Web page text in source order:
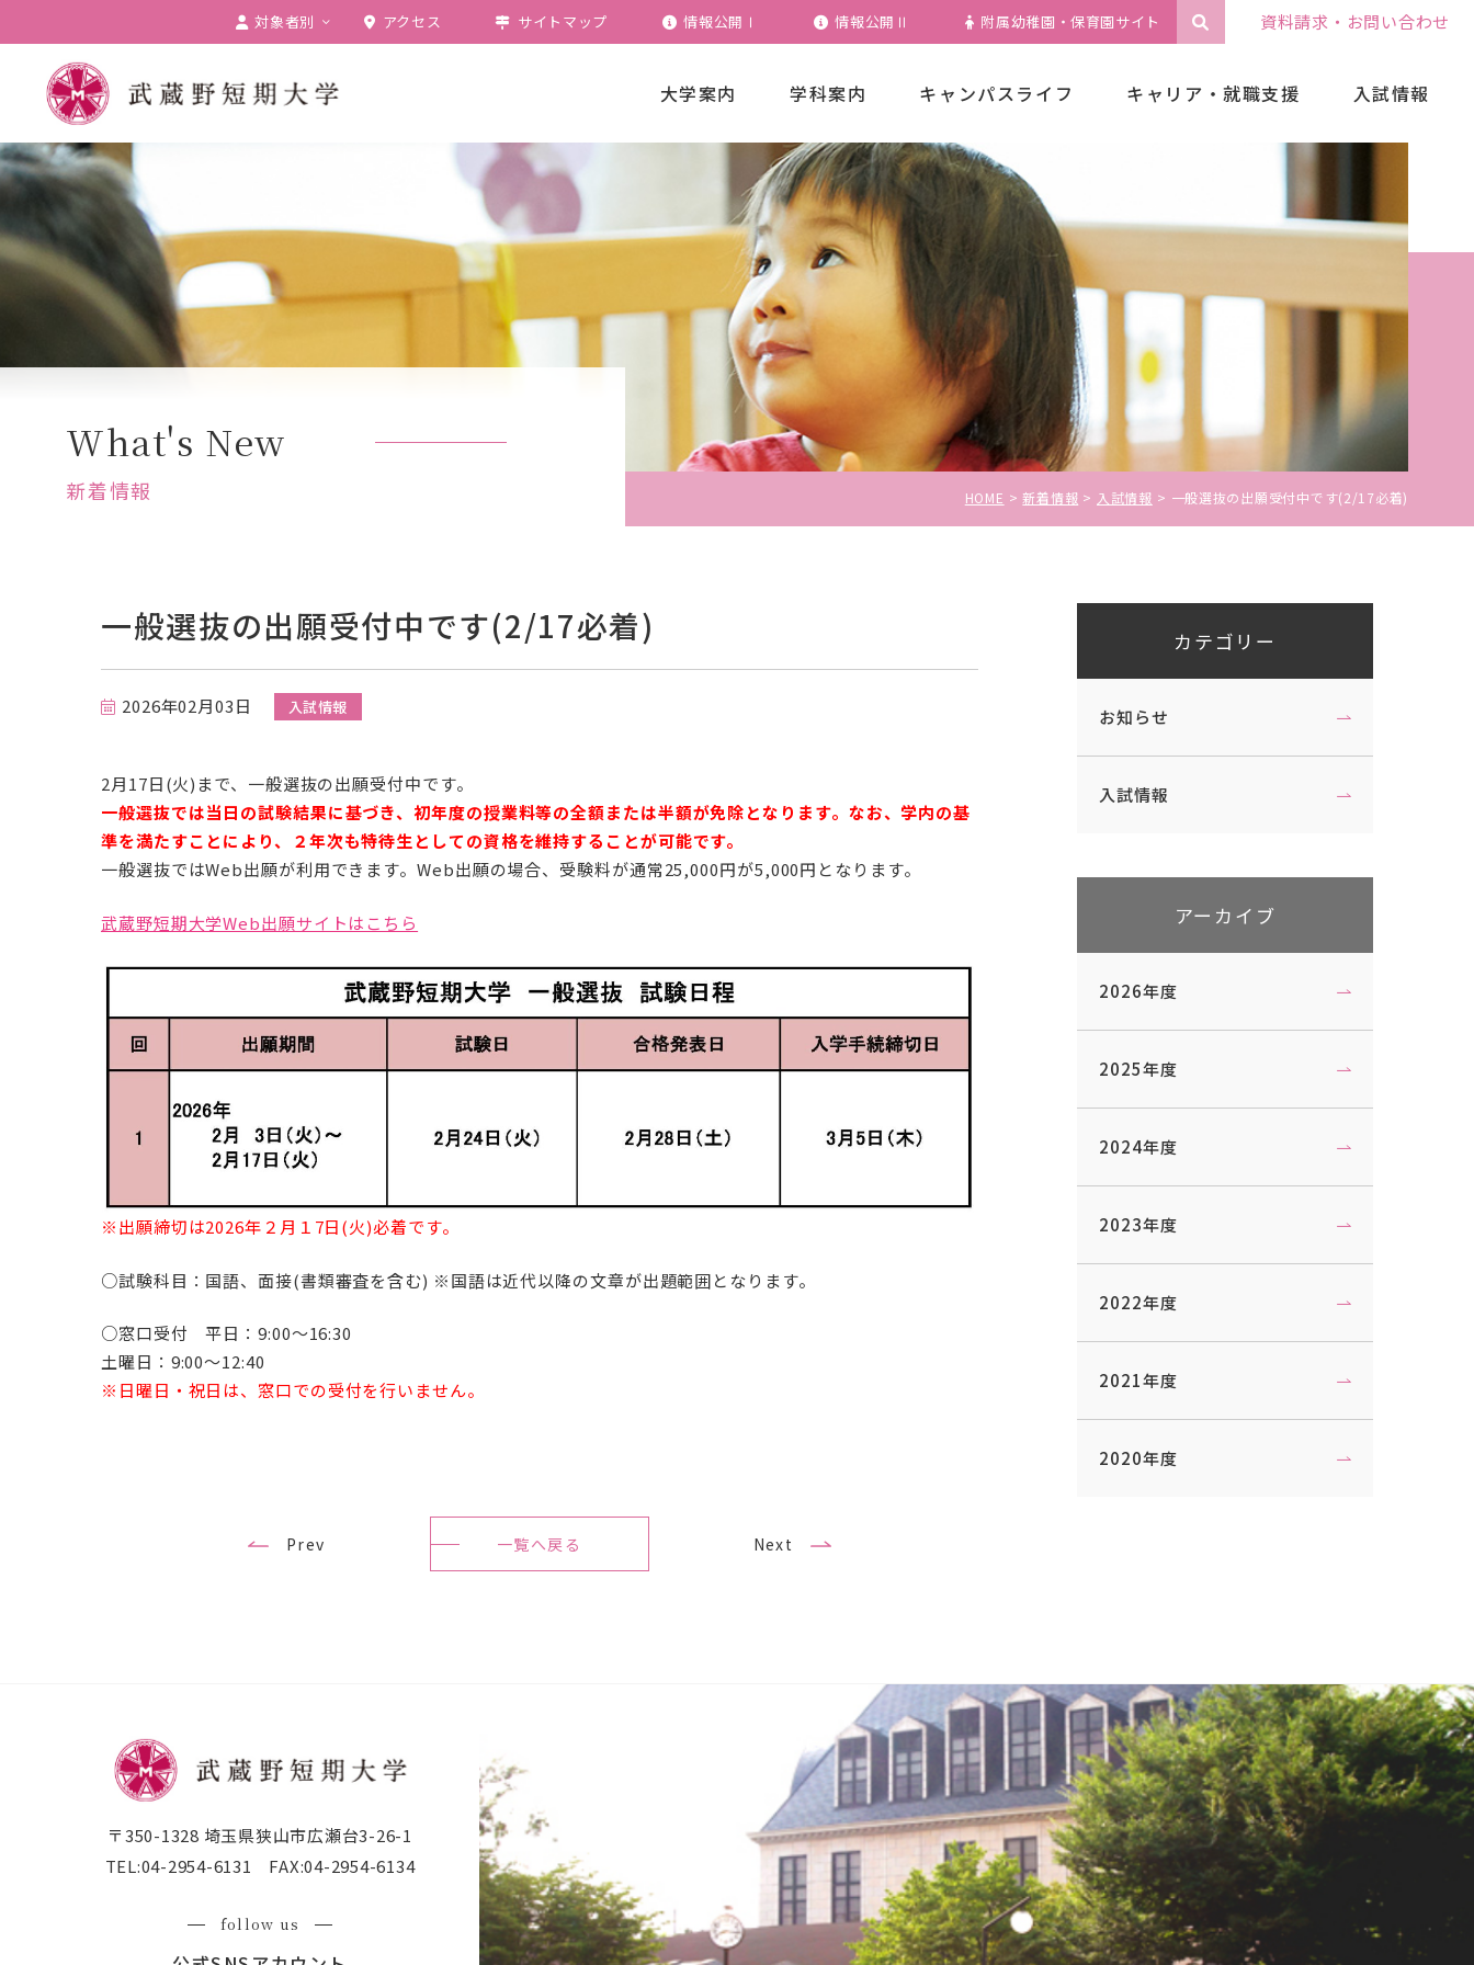
大学案内
公開講座
子ども大学
コラボレーション講座
学科案内
学生便覧
キャンパスライフ キャリア・就職支援 入試情報
選抜日程一覧
総合型選抜
学校推薦型選抜
特待生・一般選抜
受験上および修学上の配慮を希望す
る受験について
受験の振替措置について
特待生制度と減免制度
早期合格者の特待生チャレンジ試験
受験料
併願制度
入試相談室（よくある質問）
学納金について
奨学金・経済支援
対象者別
受験生の方
一般の方
資料請求・お問い合わせ
アクセス サイトマップ 情報公開Ⅰ 情報公開Ⅱ 附属幼稚園・保育園サイト
What's New
新着情報 HOME 新着情報 入試情報 一般選抜の出願受付中です(2/17必着)
一般選抜の出願受付中です(2/17必着)
2026年02月03日 入試情報
2月17日(火)まで、一般選抜の出願受付中です。
一般選抜では当日の試験結果に基づき、初年度の授業料等の全額または半額が免除となります。なお、学内の基
準を満たすことにより、２年次も特待生としての資格を維持することが可能です。
一般選抜ではWeb出願が利用できます。Web出願の場合、受験料が通常25,000円が5,000円となります。
武蔵野短期大学Web出願サイトはこちら
※出願締切は2026年２月１7日(火)必着です。
○試験科目：国語、面接(書類審査を含む) ※国語は近代以降の文章が出題範囲となります。
○窓口受付 平日：9:00～16:30
土曜日：9:00～12:40
※日曜日・祝日は、窓口での受付を行いません。
Prev 一覧へ戻る Next
カテゴリー
お知らせ
入試情報
アーカイブ
2026年度
2025年度
2024年度
2023年度
2022年度
2021年度
2020年度
〒350-1328 埼玉県狭山市広瀬台3-26-1
TEL:04-2954-6131 FAX:04-2954-6134
follow us